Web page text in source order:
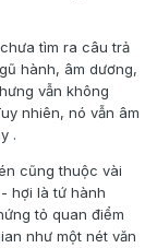
tìm ra câu trả
hành, âm dương,
vẫn không
nhiên, nó vẫn âm
.
cũng thuộc vài
hợi là tứ hành
tỏ quan điểm
như một nét văn